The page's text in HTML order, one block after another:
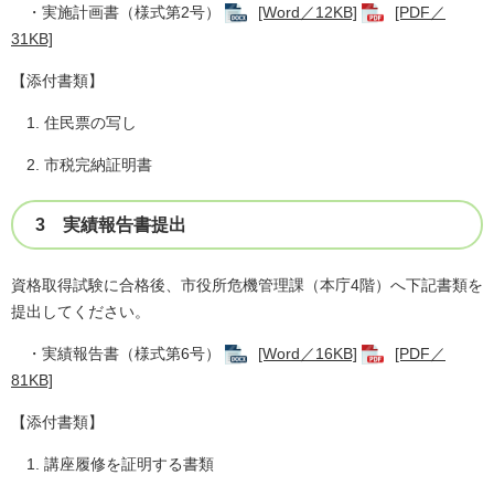
・実施計画書（様式第2号） [Word／12KB]
[PDF／
31KB]
【添付書類】
1. 住民票の写し
2. 市税完納証明書
3 実績報告書提出
資格取得試験に合格後、市役所危機管理課（本庁4階）へ下記書類を
提出してください。
・実績報告書（様式第6号） [Word／16KB]
[PDF／
81KB]
【添付書類】
1. 講座履修を証明する書類